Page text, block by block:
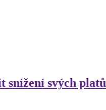
snížení svých platů